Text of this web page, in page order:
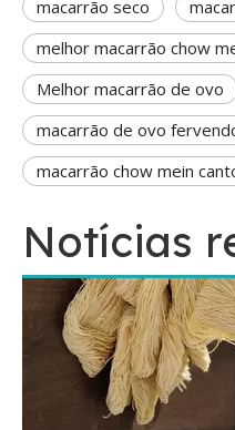
macarrão seco
melhor macarrão chow
Melhor macarrão de ovo
macarrão de ovo
macarrão chow mein
Notícias
Este guia fornece uma